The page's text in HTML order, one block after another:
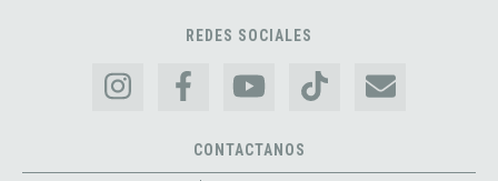
REDES SOCIALES
CONTACTANOS